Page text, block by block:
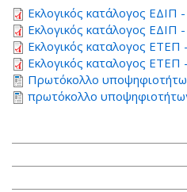
Εκλογικός κατάλογος ΕΔΙΠ
Εκλογικός κατάλογος ΕΔΙΠ
Εκλογικός καταλογος
Εκλογικός καταλογος
Πρωτόκολλο
πρωτόκολλο